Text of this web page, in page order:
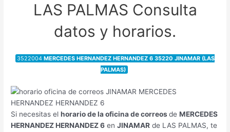
LAS PALMAS Consulta
datos y horarios.
3522004MERCEDES HERNANDEZ HERNANDEZ 6 35220 JINAMAR (LAS
PALMAS)
Si necesitas elhorario de la oficina de correosdeMERCEDES
HERNANDEZ HERNANDEZ 6 enJINAMAR de LAS PALMAS, te